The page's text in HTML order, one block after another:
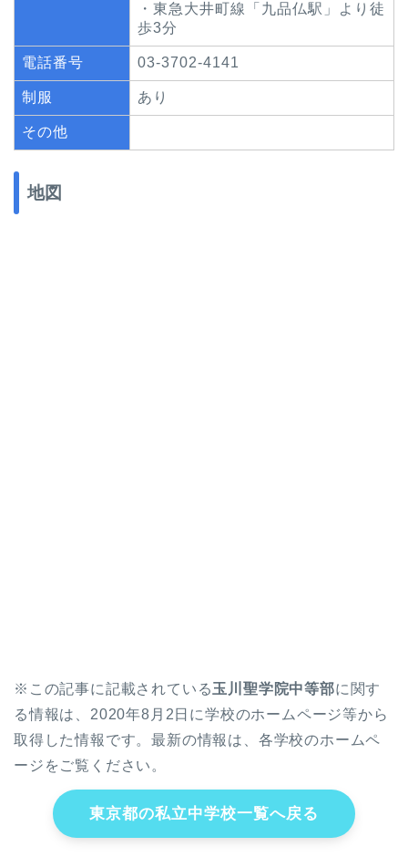
・東急大井町線「九品仏駅」より徒
歩3分
電話番号 03-3702-4141
制服 あり
その他
地図
※この記事に記載されている玉川聖学院中等部に関す
る情報は、2020年8月2日に学校のホームページ等から
取得した情報です。最新の情報は、各学校のホームペ
ージをご覧ください。
東京都の私立中学校一覧へ戻る